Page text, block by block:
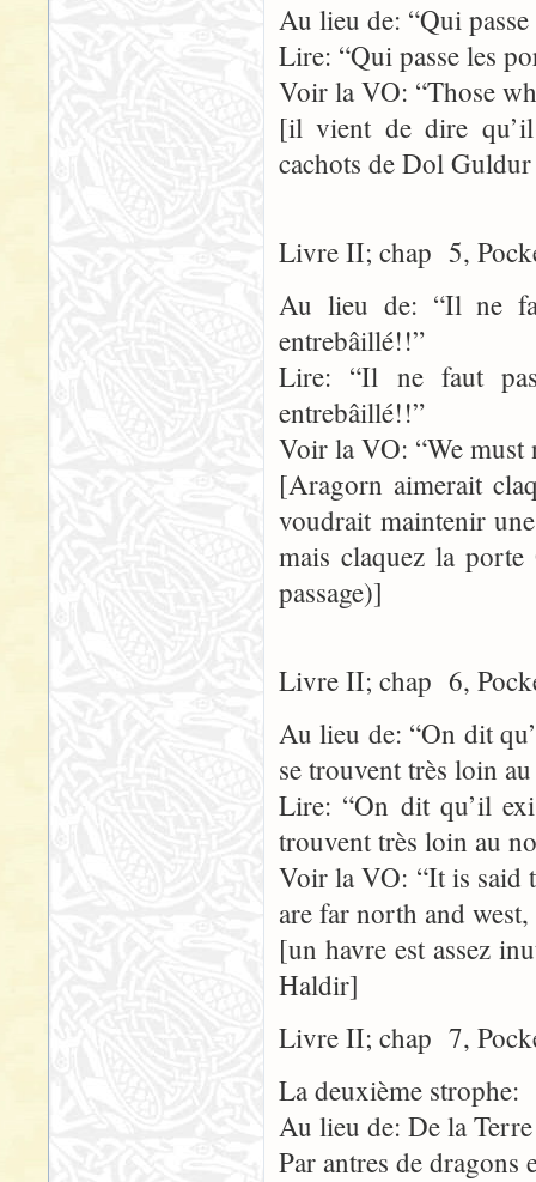
Au lieu de: “Qui
Lire: “Qui passe les
Voir la VO: “Those
[il vient de dire
cachots de Dol
Livre II; chap 5,
Au lieu de: “Il ne
entrebâillé!!”
Lire: “Il ne faut
entrebâillé!!”
Voir la VO: “We must
[Aragorn aimerait
voudrait maintenir
mais claquez la
passage)]
Livre II; chap 6,
Au lieu de: “On dit
se trouvent très loin
Lire: “On dit qu’il
trouvent très loin au
Voir la VO: “It is said
are far north and
[un havre est assez
Haldir]
Livre II; chap 7,
La deuxième strophe:
Au lieu de: De la
Par antres de dragons